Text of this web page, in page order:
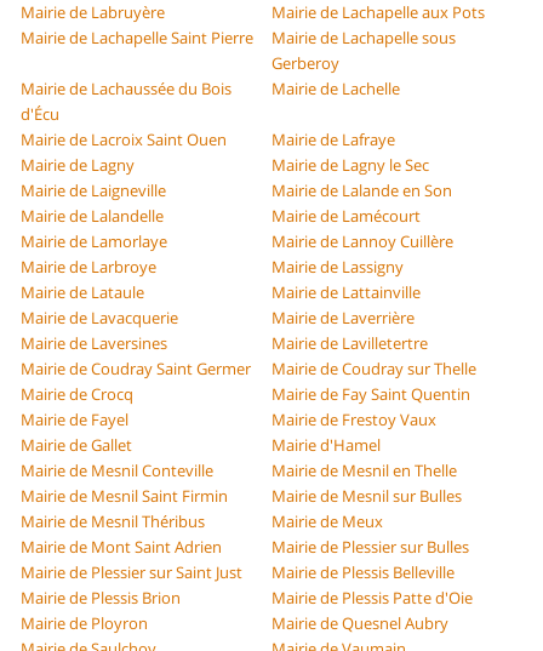
Mairie de Labruyère
Mairie de Lachapelle aux Pots
Mairie de Lachapelle Saint Pierre
Mairie de Lachapelle sous
Gerberoy
Mairie de Lachaussée du Bois
d'Écu
Mairie de Lachelle
Mairie de Lacroix Saint Ouen
Mairie de Lafraye
Mairie de Lagny
Mairie de Lagny le Sec
Mairie de Laigneville
Mairie de Lalande en Son
Mairie de Lalandelle
Mairie de Lamécourt
Mairie de Lamorlaye
Mairie de Lannoy Cuillère
Mairie de Larbroye
Mairie de Lassigny
Mairie de Lataule
Mairie de Lattainville
Mairie de Lavacquerie
Mairie de Laverrière
Mairie de Laversines
Mairie de Lavilletertre
Mairie de Coudray Saint Germer
Mairie de Coudray sur Thelle
Mairie de Crocq
Mairie de Fay Saint Quentin
Mairie de Fayel
Mairie de Frestoy Vaux
Mairie de Gallet
Mairie d'Hamel
Mairie de Mesnil Conteville
Mairie de Mesnil en Thelle
Mairie de Mesnil Saint Firmin
Mairie de Mesnil sur Bulles
Mairie de Mesnil Théribus
Mairie de Meux
Mairie de Mont Saint Adrien
Mairie de Plessier sur Bulles
Mairie de Plessier sur Saint Just
Mairie de Plessis Belleville
Mairie de Plessis Brion
Mairie de Plessis Patte d'Oie
Mairie de Ployron
Mairie de Quesnel Aubry